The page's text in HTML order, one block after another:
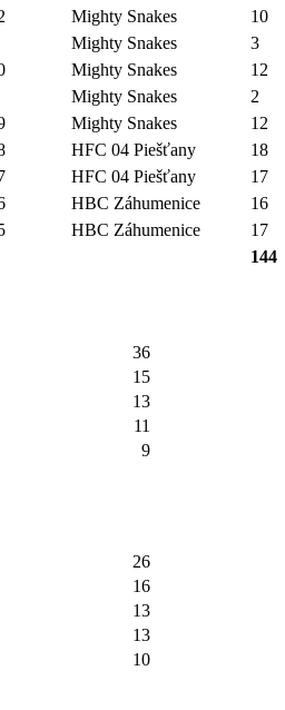
Mighty Snakes
10
Mighty Snakes
3
Mighty Snakes
12
Mighty Snakes
2
Mighty Snakes
12
HFC 04 Piešťany
18
HFC 04 Piešťany
17
HBC Záhumenice
16
HBC Záhumenice
17
144
36
15
13
11
9
26
16
13
13
10